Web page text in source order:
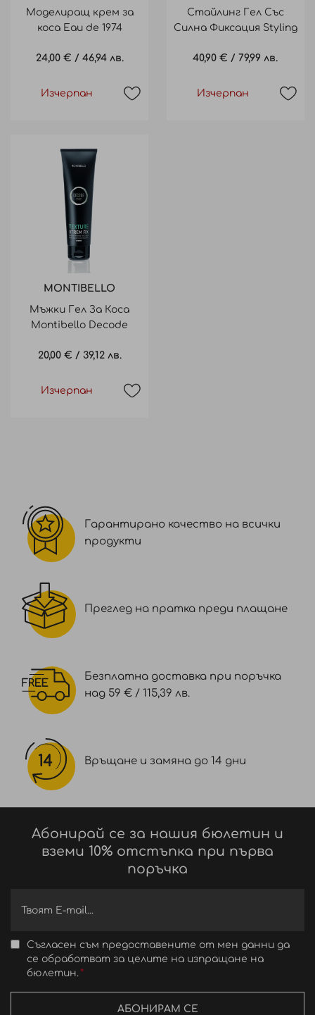
Моделиращ крем за
коса Eau de 1974
24,00 € / 46,94 лв.
Изчерпан
Стайлинг Гел Със
Силна Фиксация Styling
40,90 € / 79,99 лв.
Изчерпан
MONTIBELLO
Мъжки Гел За Коса
Montibello Decode
150Ml
20,00 € / 39,12 лв.
Изчерпан
Гарантирано качество на всички
продукти
Преглед на пратка преди плащане
Безплатна доставка при поръчка
над 59 € / 115,39 лв.
Връщане и замяна до 14 дни
Абонирай се за нашия бюлетин и
вземи 10% отстъпка при първа
поръчка
Съгласен съм предоставените от мен данни да
се обработват за целите на изпращане на
бюлетин.
АБОНИРАМ СЕ